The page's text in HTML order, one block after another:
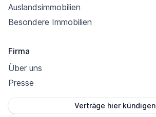
Auslandsimmobilien
Besondere Immobilien
Firma
Über uns
Presse
Verträge hier kündigen